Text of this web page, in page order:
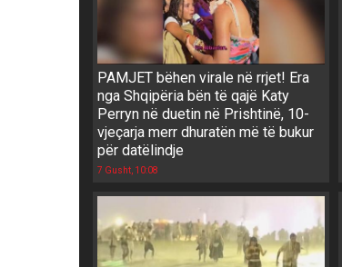
PAMJET bëhen virale në rrjet! Era
nga Shqipëria bën të qajë Katy
Perryn në duetin në Prishtinë, 10-
vjeçarja merr dhuratën më të bukur
për datëlindje
7 Gusht, 10:08